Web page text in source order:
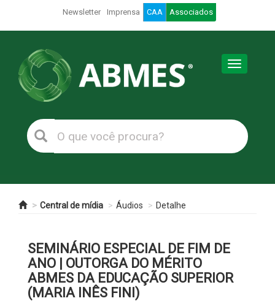
Newsletter Imprensa CAA Associados
Toggle
Central de mídia Áudios Detalhe
SEMINÁRIO ESPECIAL DE FIM DE
ANO | OUTORGA DO MÉRITO
ABMES DA EDUCAÇÃO SUPERIOR
(MARIA INÊS FINI)